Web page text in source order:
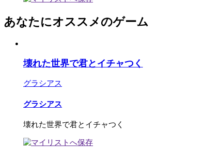
あなたにオススメのゲーム
壊れた世界で君とイチャつく
グラシアス
グラシアス
壊れた世界で君とイチャつく